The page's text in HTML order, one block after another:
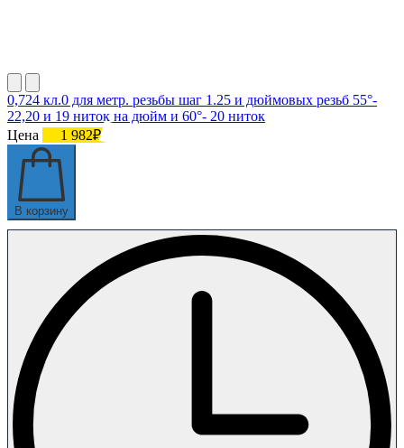
0,724 кл.0 для метр. резьбы шаг 1.25 и дюймовых резьб 55°-
22,20 и 19 ниток на дюйм и 60°- 20 ниток
Цена
1 982₽
В корзину